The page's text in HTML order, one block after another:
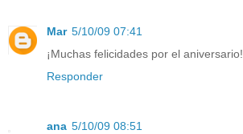
Mar 5/10/09 07:41
¡Muchas felicidades por el aniversario!
Responder
ana 5/10/09 08:51